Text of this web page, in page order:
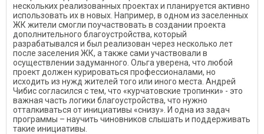
нескольких реализованных проектах и планируется активно
использовать их в новых. Например, в одном из заселенных
ЖК жители смогли поучаствовать в создании проекта
дополнительного благоустройства, который
разрабатывался и был реализован через несколько лет
после заселения ЖК, а также сами участвовали в
осуществлении задуманного. Ольга уверена, что любой
проект должен курироваться профессионалами, но
исходить из нужд жителей того или иного места. Андрей
Чибис согласился с тем, что «курчатовские тропинки» - это
важная часть логики благоустройства, что нужно
отталкиваться от инициативы «снизу». И одна из задач
программы – научить чиновников слышать и поддерживать
такие инициативы.